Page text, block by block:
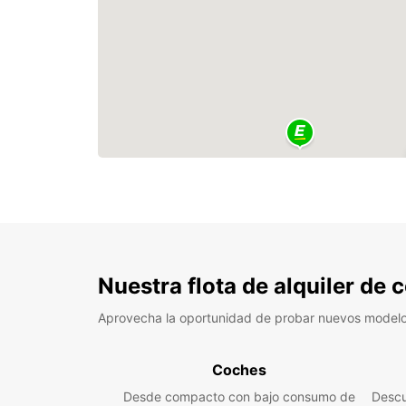
Nuestra flota de alquiler de
Aprovecha la oportunidad de probar nuevos
Coches
Desde compacto con bajo consumo de